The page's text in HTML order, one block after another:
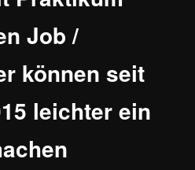
Job /
können seit
leichter ein